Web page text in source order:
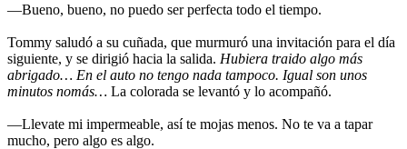
—Bueno, bueno, no puedo ser perfecta todo el tiempo.
Tommy saludó a su cuñada, que murmuró una invitación para el día
siguiente, y se dirigió hacia la salida. Hubiera traido algo más
abrigado… En el auto no tengo nada tampoco. Igual son unos
minutos nomás… La colorada se levantó y lo acompañó.
—Llevate mi impermeable, así te mojas menos. No te va a tapar
mucho, pero algo es algo.